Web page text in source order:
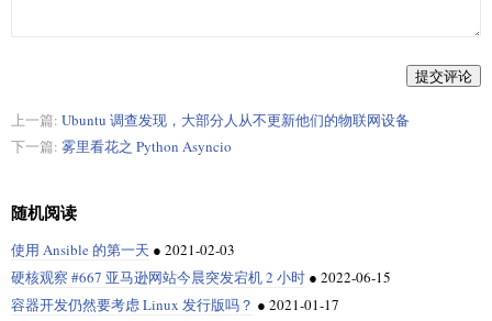
提交评论
上一篇: Ubuntu 调查发现，大部分人从不更新他们的物联网设备
下一篇: 雾里看花之 Python Asyncio
随机阅读
使用 Ansible 的第一天 ● 2021-02-03
硬核观察 #667 亚马逊网站今晨突发宕机 2 小时 ● 2022-06-15
容器开发仍然要考虑 Linux 发行版吗？ ● 2021-01-17